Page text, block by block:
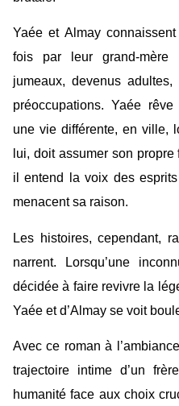
Yaée et Almay
fois par leur grand-mère
jumeaux, devenus
préoccupations. Yaée
une vie différente, en ville,
lui, doit assumer son
il entend la voix des
menacent sa raison.
Les histoires, cependant,
narrent. Lorsqu’une
décidée à faire revivre la
Yaée et d’Almay se voit
Avec ce roman à
trajectoire intime d’un
humanité face aux choix